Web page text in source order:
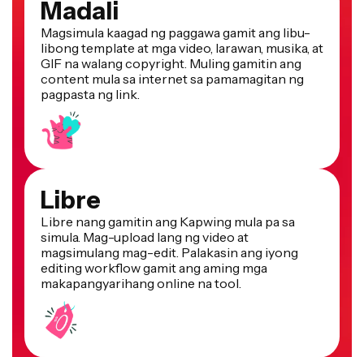
Magsimula kaagad ng paggawa gamit ang libu-
libong template at mga video, larawan, musika, at
GIF na walang copyright. Muling gamitin ang
content mula sa internet sa pamamagitan ng
pagpasta ng link.
Libre
Libre nang gamitin ang Kapwing mula pa sa
simula. Mag-upload lang ng video at
magsimulang mag-edit. Palakasin ang iyong
editing workflow gamit ang aming mga
makapangyarihang online na tool.